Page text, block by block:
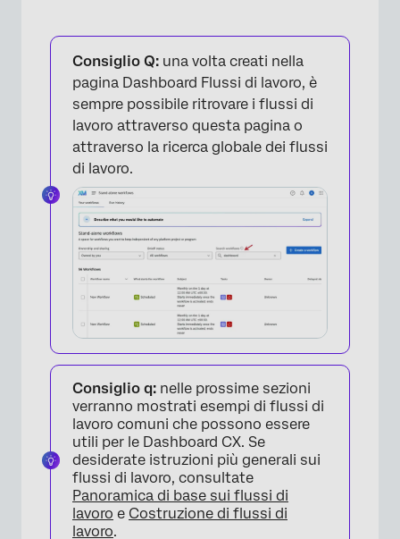
×
Consiglio Q: una volta creati nella
pagina Dashboard Flussi di lavoro, è
sempre possibile ritrovare i flussi di
lavoro attraverso questa pagina o
attraverso la ricerca globale dei flussi
di lavoro.
Consiglio q: nelle prossime sezioni
verranno mostrati esempi di flussi di
lavoro comuni che possono essere
utili per le Dashboard CX. Se
desiderate istruzioni più generali sui
flussi di lavoro, consultate
Panoramica di base sui flussi di
lavoro e Costruzione di flussi di
lavoro.